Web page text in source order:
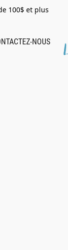
100$ et plus
NOUS